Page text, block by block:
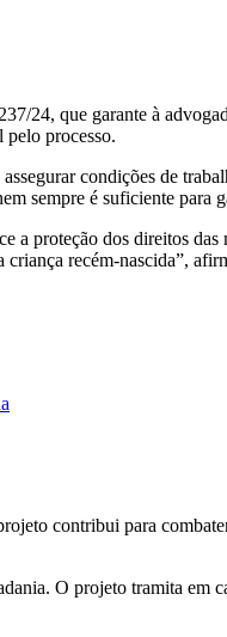
que garante à
pelo processo.
condições de
sempre é suficiente para
proteção dos direitos
recém-nascida”,
contribui para
O projeto tramita